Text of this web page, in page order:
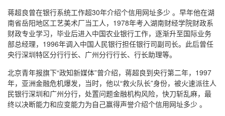
蒋超良曾在银行系统工作超30年介绍个信用网址多少 。早年他在湖
南省岳阳地区工艺美术厂当工人，1978年考入湖南财经学院财政系
财政专业学习，毕业后进入中国农业银行工作，逐渐升至国际业务
部总经理，1996年调入中国人民银行担任银行司副司长。此后曾任
央行深圳特区分行行长、广州分行行长、行长助理等。
北京青年报旗下“政知新媒体”曾介绍，蒋超良到央行第二年，1997
年，亚洲金融危机爆发，当时，他以“救火队长”身份，被火速派往人
民银行深圳和广州分行，处置问题金融机构风险，快刀斩乱麻，最
终以决断能力和应变能力为自己赢得声誉介绍个信用网址多少 。